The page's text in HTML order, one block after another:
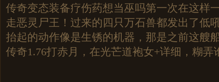
传奇变态装备疗伤药想当巫吗第一次在这样
走恶灵尸王！过来的四只万石兽都发出了低
抬起的动作像是生锈的机器，那是之前这艘
传奇1.76打赤月，在光芒道袍女+详细，糊弄